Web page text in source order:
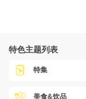
特色主题列表
特集
美食&饮品